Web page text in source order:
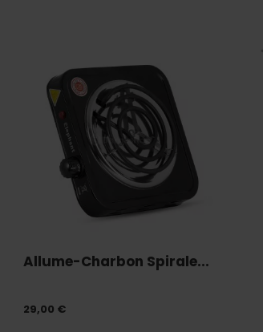
Allume-Charbon Spirale...
29,00 €